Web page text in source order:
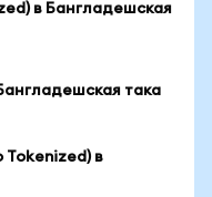
в Бангладешская
така
Tokenized) в